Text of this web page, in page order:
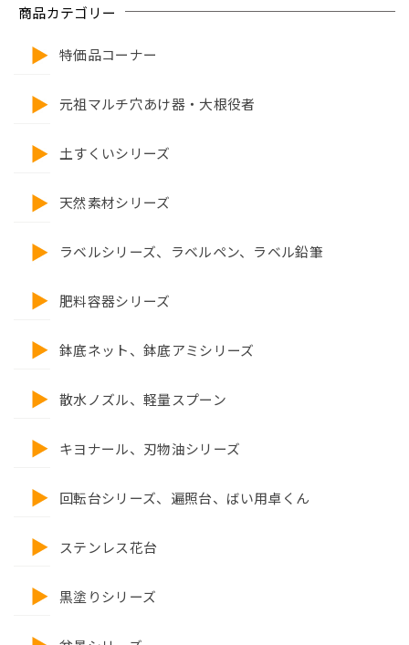
商品カテゴリー
特価品コーナー
元祖マルチ穴あけ器・大根役者
土すくいシリーズ
天然素材シリーズ
ラベルシリーズ、ラベルペン、ラベル鉛筆
肥料容器シリーズ
鉢底ネット、鉢底アミシリーズ
散水ノズル、軽量スプーン
キヨナール、刃物油シリーズ
回転台シリーズ、遍照台、ばい用卓くん
ステンレス花台
黒塗りシリーズ